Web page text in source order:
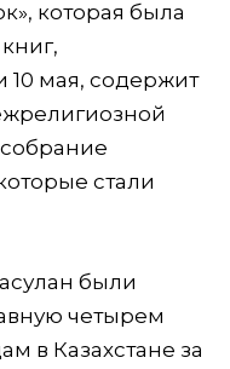
которая была
10 мая, содержит
стали
были
четырем
в Казахстане за